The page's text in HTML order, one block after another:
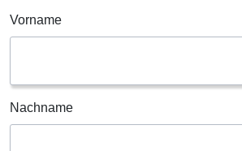
Vorname
Nachname